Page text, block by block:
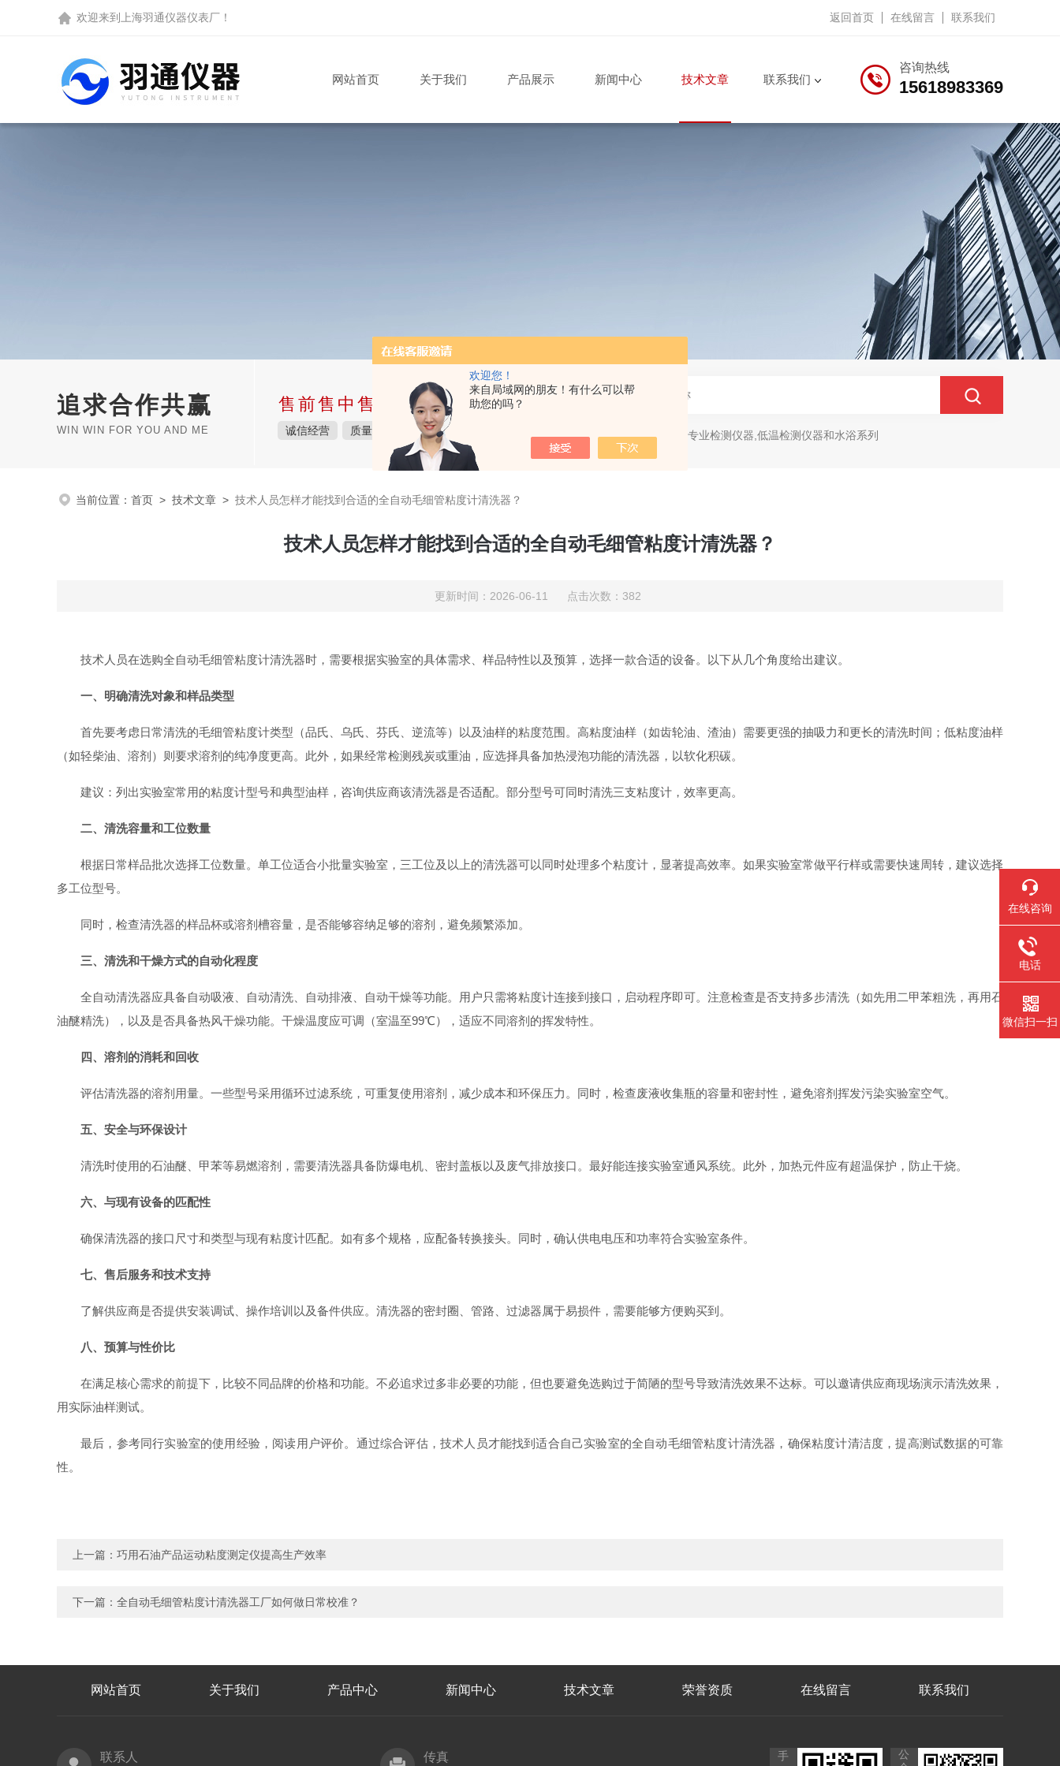
欢迎您！
来自局域网的朋友！有什么可以帮
助您的吗？
欢迎来到 上海羽通仪器仪表厂 ！ 返回首页 在线留言 联系我们
咨询热线
15618983369
网站首页 关于我们 产品展示 新闻中心 技术文章 联系我们
追求合作共赢
WIN WIN FOR YOU AND ME
售前售中售后完整的服务体系
诚信经营 质量保障 价格实惠 热门关键词：石油产品专业检测仪器,低温检测仪器和水浴系列
当前位置： 首页 > 技术文章 > 技术人员怎样才能找到合适的全自动毛细管粘度计清洗器？
技术人员怎样才能找到合适的全自动毛细管粘度计清洗器？
更新时间：2026-06-11 点击次数：382
技术人员在选购全自动毛细管粘度计清洗器时，需要根据实验室的具体需求、样品特性以及预算，选择一款合适的设备。以下从几个角度给出建议。
一、明确清洗对象和样品类型
首先要考虑日常清洗的毛细管粘度计类型（品氏、乌氏、芬氏、逆流等）以及油样的粘度范围。高粘度油样（如齿轮油、渣油）需要更强的抽吸力和更长的清洗时间；低粘度油样
（如轻柴油、溶剂）则要求溶剂的纯净度更高。此外，如果经常检测残炭或重油，应选择具备加热浸泡功能的清洗器，以软化积碳。
建议：列出实验室常用的粘度计型号和典型油样，咨询供应商该清洗器是否适配。部分型号可同时清洗三支粘度计，效率更高。
二、清洗容量和工位数量
根据日常样品批次选择工位数量。单工位适合小批量实验室，三工位及以上的清洗器可以同时处理多个粘度计，显著提高效率。如果实验室常做平行样或需要快速周转，建议选择
多工位型号。
同时，检查清洗器的样品杯或溶剂槽容量，是否能够容纳足够的溶剂，避免频繁添加。
三、清洗和干燥方式的自动化程度
全自动清洗器应具备自动吸液、自动清洗、自动排液、自动干燥等功能。用户只需将粘度计连接到接口，启动程序即可。注意检查是否支持多步清洗（如先用二甲苯粗洗，再用石
油醚精洗），以及是否具备热风干燥功能。干燥温度应可调（室温至99℃），适应不同溶剂的挥发特性。
四、溶剂的消耗和回收
评估清洗器的溶剂用量。一些型号采用循环过滤系统，可重复使用溶剂，减少成本和环保压力。同时，检查废液收集瓶的容量和密封性，避免溶剂挥发污染实验室空气。
五、安全与环保设计
清洗时使用的石油醚、甲苯等易燃溶剂，需要清洗器具备防爆电机、密封盖板以及废气排放接口。最好能连接实验室通风系统。此外，加热元件应有超温保护，防止干烧。
六、与现有设备的匹配性
确保清洗器的接口尺寸和类型与现有粘度计匹配。如有多个规格，应配备转换接头。同时，确认供电电压和功率符合实验室条件。
七、售后服务和技术支持
了解供应商是否提供安装调试、操作培训以及备件供应。清洗器的密封圈、管路、过滤器属于易损件，需要能够方便购买到。
八、预算与性价比
在满足核心需求的前提下，比较不同品牌的价格和功能。不必追求过多非必要的功能，但也要避免选购过于简陋的型号导致清洗效果不达标。可以邀请供应商现场演示清洗效果，
用实际油样测试。
最后，参考同行实验室的使用经验，阅读用户评价。通过综合评估，技术人员才能找到适合自己实验室的全自动毛细管粘度计清洗器，确保粘度计清洁度，提高测试数据的可靠
性。
上一篇： 巧用石油产品运动粘度测定仪提高生产效率
下一篇： 全自动毛细管粘度计清洗器工厂如何做日常校准？
网站首页 关于我们 产品中心 新闻中心 技术文章 荣誉资质 在线留言 联系我们
联系人 传真 手
公
在线咨询
电话
微信扫一扫